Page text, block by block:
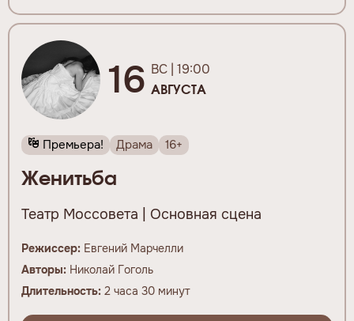
16 ВС | 19:00
АВГУСТА
Премьера! Драма 16+
Женитьба
Театр Моссовета | Основная сцена
Режиссер: Евгений Марчелли
Авторы: Николай Гоголь
Длительность: 2 часа 30 минут